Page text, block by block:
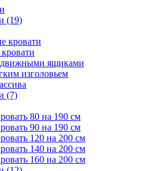
(19)
кровати
ящиками
изголовьем
(7)
80 на 190 см
90 на 190 см
120 на 200 см
140 на 200 см
160 на 200 см